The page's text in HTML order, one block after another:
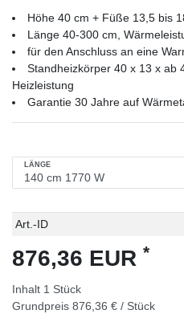
Höhe 40 cm + Füße 13,5 bis
Länge 40-300 cm,
für den Anschluss an eine
Standheizkörper 40 x 13 x ab
Heizleistung
Garantie 30 Jahre auf
LÄNGE
Technisches
Wert
Art.-ID
876,36 EUR *
Inhalt 1 Stück
Grundpreis 876,36 € / Stück